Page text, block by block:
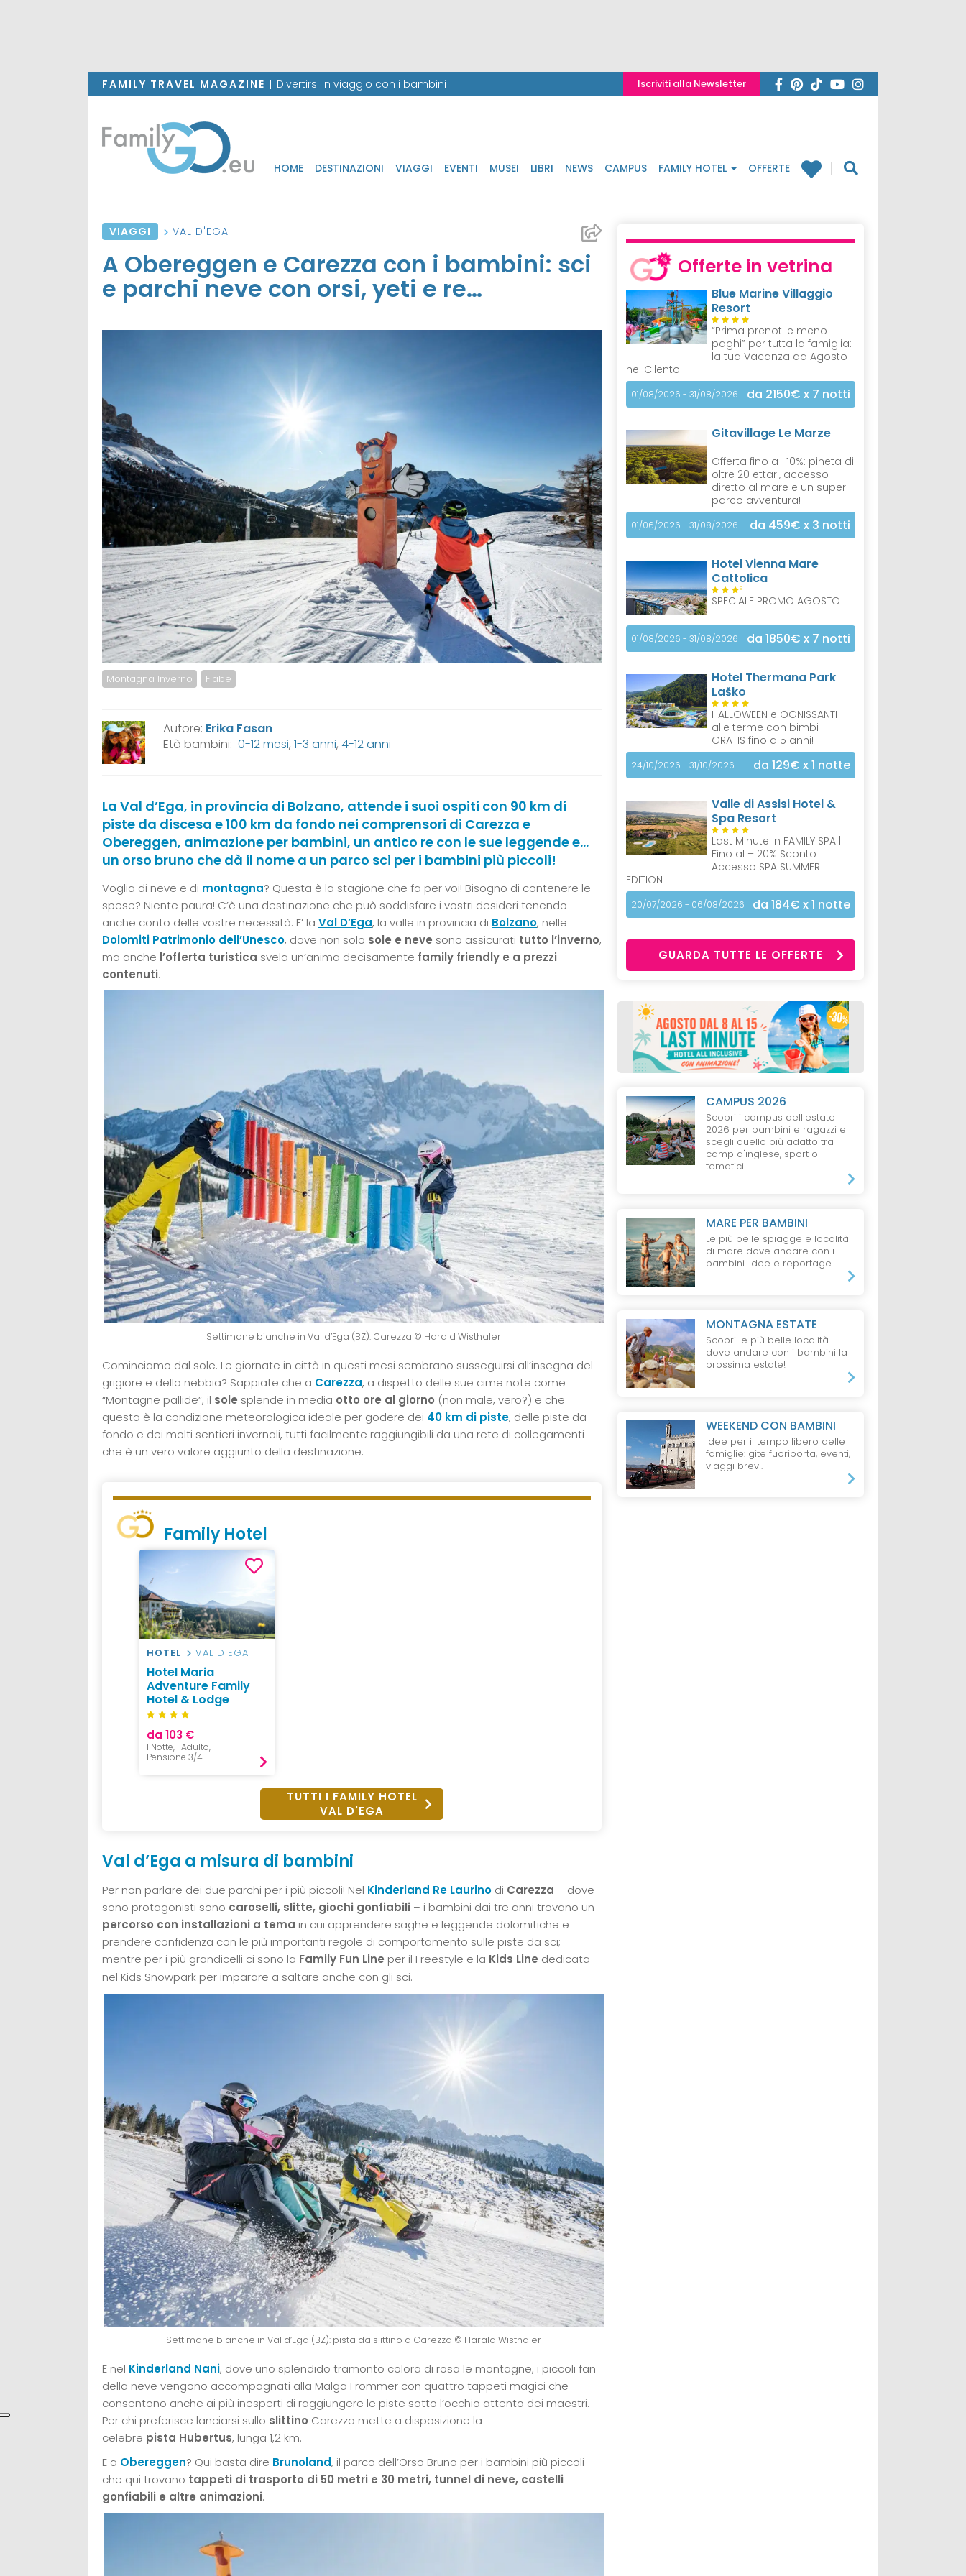
FAMILY TRAVEL MAGAZINE | Divertirsi in viaggio con i bambini Iscriviti alla Newsletter
HOME DESTINAZIONI VIAGGI EVENTI MUSEI LIBRI NEWS CAMPUS FAMILY HOTEL OFFERTE
VIAGGI VAL D'EGA
A Obereggen e Carezza con i bambini: sci
e parchi neve con orsi, yeti e re…
Montagna Inverno Fiabe
Autore: Erika Fasan
Età bambini: 0-12 mesi, 1-3 anni, 4-12 anni
La Val d’Ega, in provincia di Bolzano, attende i suoi ospiti con 90 km di
piste da discesa e 100 km da fondo nei comprensori di Carezza e
Obereggen, animazione per bambini, un antico re con le sue leggende e…
un orso bruno che dà il nome a un parco sci per i bambini più piccoli!
Voglia di neve e di montagna? Questa è la stagione che fa per voi! Bisogno di contenere le
spese? Niente paura! C’è una destinazione che può soddisfare i vostri desideri tenendo
anche conto delle vostre necessità. E’ la Val D’Ega, la valle in provincia di Bolzano, nelle
Dolomiti Patrimonio dell’Unesco, dove non solo sole e neve sono assicurati tutto l’inverno,
ma anche l’offerta turistica svela un’anima decisamente family friendly e a prezzi
contenuti.
Settimane bianche in Val d’Ega (BZ): Carezza © Harald Wisthaler
Cominciamo dal sole. Le giornate in città in questi mesi sembrano susseguirsi all’insegna del
grigiore e della nebbia? Sappiate che a Carezza, a dispetto delle sue cime note come
“Montagne pallide”, il sole splende in media otto ore al giorno (non male, vero?) e che
questa è la condizione meteorologica ideale per godere dei 40 km di piste, delle piste da
fondo e dei molti sentieri invernali, tutti facilmente raggiungibili da una rete di collegamenti
che è un vero valore aggiunto della destinazione.
Family Hotel
HOTEL VAL D'EGA
Hotel Maria
Adventure Family
Hotel & Lodge
da 103 €
1 Notte, 1 Adulto,
Pensione 3/4
TUTTI I FAMILY HOTEL
VAL D'EGA
Val d’Ega a misura di bambini
Per non parlare dei due parchi per i più piccoli! Nel Kinderland Re Laurino di Carezza – dove
sono protagonisti sono caroselli, slitte, giochi gonfiabili – i bambini dai tre anni trovano un
percorso con installazioni a tema in cui apprendere saghe e leggende dolomitiche e
prendere confidenza con le più importanti regole di comportamento sulle piste da sci;
mentre per i più grandicelli ci sono la Family Fun Line per il Freestyle e la Kids Line dedicata
nel Kids Snowpark per imparare a saltare anche con gli sci.
Settimane bianche in Val d’Ega (BZ): pista da slittino a Carezza © Harald Wisthaler
E nel Kinderland Nani, dove uno splendido tramonto colora di rosa le montagne, i piccoli fan
della neve vengono accompagnati alla Malga Frommer con quattro tappeti magici che
consentono anche ai più inesperti di raggiungere le piste sotto l’occhio attento dei maestri.
Per chi preferisce lanciarsi sullo slittino Carezza mette a disposizione la
celebre pista Hubertus, lunga 1,2 km.
E a Obereggen? Qui basta dire Brunoland, il parco dell’Orso Bruno per i bambini più piccoli
che qui trovano tappeti di trasporto di 50 metri e 30 metri, tunnel di neve, castelli
gonfiabili e altre animazioni.
Offerte in vetrina
Blue Marine Villaggio
Resort
“Prima prenoti e meno
paghi” per tutta la famiglia:
la tua Vacanza ad Agosto
nel Cilento!
01/08/2026 - 31/08/2026 da 2150€ x 7 notti
Gitavillage Le Marze
Offerta fino a -10%: pineta di
oltre 20 ettari, accesso
diretto al mare e un super
parco avventura!
01/06/2026 - 31/08/2026 da 459€ x 3 notti
Hotel Vienna Mare
Cattolica
S
SPECIALE PROMO AGOSTO
01/08/2026 - 31/08/2026 da 1850€ x 7 notti
Hotel Thermana Park
Laško
HALLOWEEN e OGNISSANTI
alle terme con bimbi
GRATIS fino a 5 anni!
24/10/2026 - 31/10/2026 da 129€ x 1 notte
Valle di Assisi Hotel &
Spa Resort
Last Minute in FAMILY SPA |
Fino al – 20% Sconto
Accesso SPA SUMMER
EDITION
20/07/2026 - 06/08/2026 da 184€ x 1 notte
GUARDA TUTTE LE OFFERTE
CAMPUS 2026
Scopri i campus dell'estate
2026 per bambini e ragazzi e
scegli quello più adatto tra
camp d'inglese, sport o
tematici.
MARE PER BAMBINI
Le più belle spiagge e località
di mare dove andare con i
bambini. Idee e reportage.
MONTAGNA ESTATE
Scopri le più belle località
dove andare con i bambini la
prossima estate!
WEEKEND CON BAMBINI
Idee per il tempo libero delle
famiglie: gite fuoriporta, eventi,
viaggi brevi.